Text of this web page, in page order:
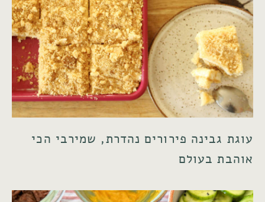
עוגת גבינה פירורים נהדרת, שמירבי הכי
אוהבת בעולם